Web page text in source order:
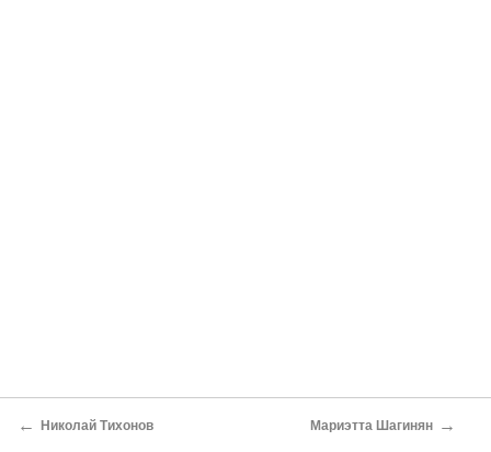
← Николай Тихонов Мариэтта Шагинян →